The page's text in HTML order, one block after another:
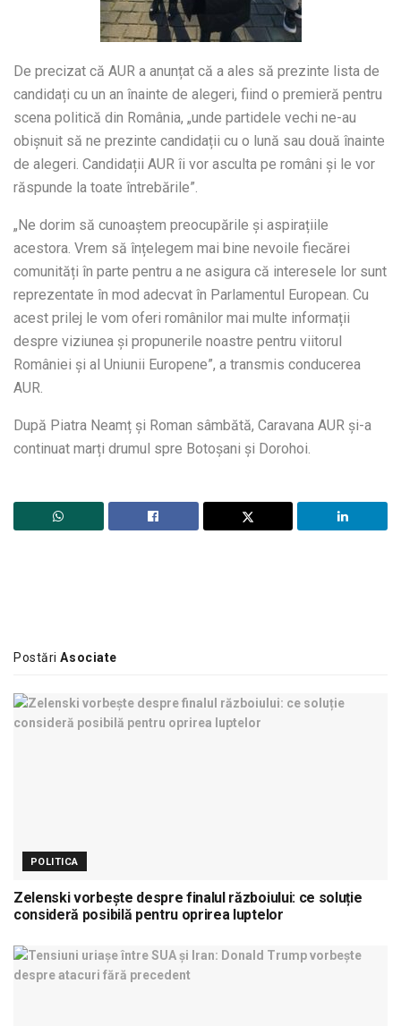
De precizat că AUR a anunțat că a ales să prezinte lista de
candidați cu un an înainte de alegeri, fiind o premieră pentru
scena politică din România, „unde partidele vechi ne-au
obișnuit să ne prezinte candidații cu o lună sau două înainte
de alegeri. Candidații AUR îi vor asculta pe români și le vor
răspunde la toate întrebările”.
„Ne dorim să cunoaștem preocupările și aspirațiile
acestora. Vrem să înțelegem mai bine nevoile fiecărei
comunități în parte pentru a ne asigura că interesele lor sunt
reprezentate în mod adecvat în Parlamentul European. Cu
acest prilej le vom oferi românilor mai multe informații
despre viziunea și propunerile noastre pentru viitorul
României și al Uniunii Europene”, a transmis conducerea
AUR.
După Piatra Neamț și Roman sâmbătă, Caravana AUR și-a
continuat marți drumul spre Botoșani și Dorohoi.
PostăriAsociate
POLITICA
Zelenski vorbește despre finalul războiului: ce soluție
consideră posibilă pentru oprirea luptelor